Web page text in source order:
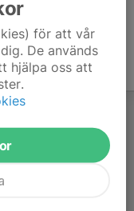
för att vår
De används
hjälpa oss att